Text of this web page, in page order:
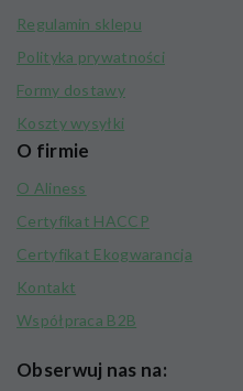
Regulamin sklepu
Polityka prywatności
Formy dostawy
Koszty wysyłki
O firmie
O Aliness
Certyfikat HACCP
Certyfikat Ekogwarancja
Kontakt
Współpraca B2B
Obserwuj nas na: